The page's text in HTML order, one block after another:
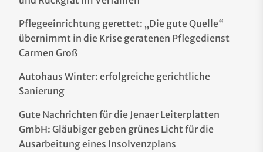
Pflegeeinrichtung gerettet: „Die gute Quelle“
übernimmt in die Krise geratenen Pflegedienst
Carmen Groß
Autohaus Winter: erfolgreiche gerichtliche
Sanierung
Gute Nachrichten für die Jenaer Leiterplatten
GmbH: Gläubiger geben grünes Licht für die
Ausarbeitung eines Insolvenzplans